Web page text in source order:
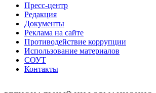
Пресс-центр
Редакция
Документы
Реклама на сайте
Противодействие коррупции
Использование материалов
СОУТ
Контакты